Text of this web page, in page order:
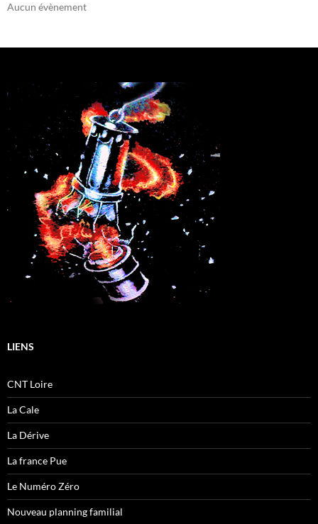
Aucun évènement
LIENS
CNT Loire
La Cale
La Dérive
La france Pue
Le Numéro Zéro
Nouveau planning familial